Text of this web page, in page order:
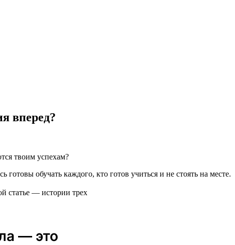
вперед?
твоим успехам?
обучать каждого, кто готов учиться и не стоять на месте.
статье — истории трех
— это